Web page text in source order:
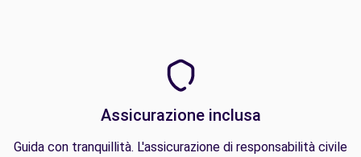
Assicurazione inclusa
Guida con tranquillità. L'assicurazione di responsabilità civile